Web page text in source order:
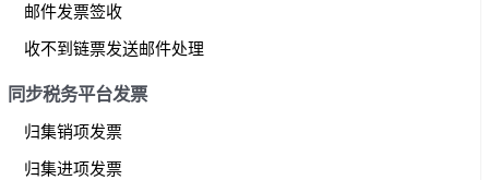
邮件发票签收
收不到链票发送邮件处理
同步税务平台发票
归集销项发票
归集进项发票